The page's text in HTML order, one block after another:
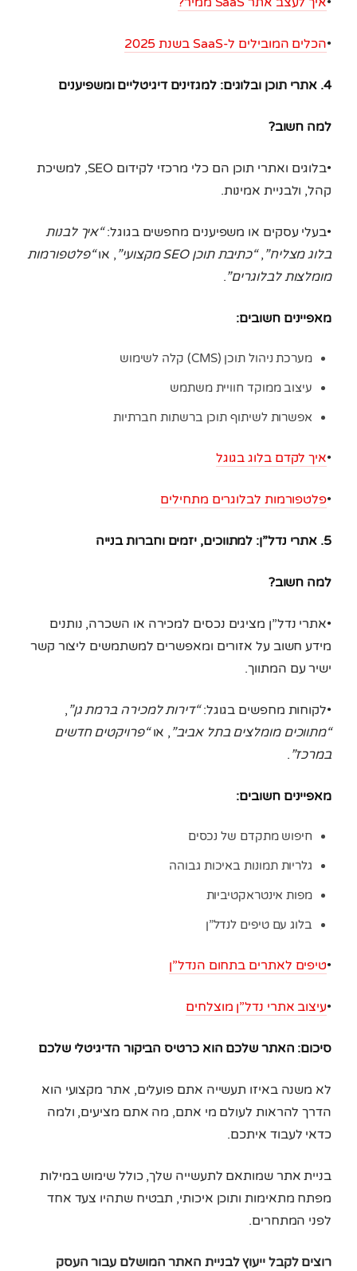
•הכלים המובילים ל-SaaS בשנת 2025
4. אתרי תוכן ובלוגים: למגזינים דיגיטליים ומשפיענים
למה חשוב?
•בלוגים ואתרי תוכן הם כלי מרכזי לקידום SEO, למשיכת
קהל, ולבניית אמינות.
•בעלי עסקים או משפיענים מחפשים בגוגל:“איך לבנות
בלוג מצליח” ,“כתיבת תוכן SEO מקצועי” , או“פלטפורמות
מומלצות לבלוגרים”.
מאפיינים חשובים:
מערכת ניהול תוכן (CMS) קלה לשימוש
עיצוב ממוקד חוויית משתמש
אפשרות לשיתוף תוכן ברשתות חברתיות
•איך לקדם בלוג בגוגל
•פלטפורמות לבלוגרים מתחילים
5. אתרי נדל”ן: למתווכים, יזמים וחברות בנייה
למה חשוב?
•אתרי נדל”ן מציגים נכסים למכירה או השכרה, נותנים
מידע חשוב על אזורים ומאפשרים למשתמשים ליצור קשר
ישיר עם המתווך.
•לקוחות מחפשים בגוגל:“דירות למכירה ברמת גן” ,
“מתווכים מומלצים בתל אביב” , או“פרויקטים חדשים
במרכז” .
מאפיינים חשובים:
חיפוש מתקדם של נכסים
גלריות תמונות באיכות גבוהה
מפות אינטראקטיביות
בלוג עם טיפים לנדל”ן
•טיפים לאתרים בתחום הנדל”ן
•עיצוב אתרי נדל”ן מוצלחים
סיכום: האתר שלכם הוא כרטיס הביקור הדיגיטלי שלכם
לא משנה באיזו תעשייה אתם פועלים, אתר מקצועי הוא
הדרך להראות לעולם מי אתם, מה אתם מציעים, ולמה
כדאי לעבוד איתכם.
בניית אתר שמותאם לתעשייה שלך, כולל שימוש במילות
מפתח מתאימות ותוכן איכותי, תבטיח שתהיו צעד אחד
לפני המתחרים.
רוצים לקבל ייעוץ לבניית האתר המושלם עבור העסק